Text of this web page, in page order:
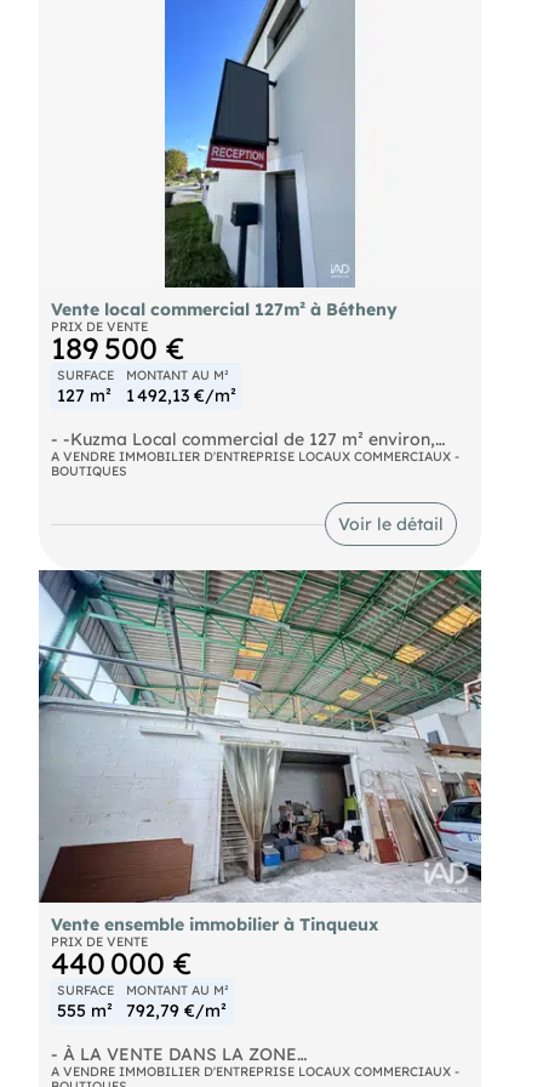
Vente local commercial 127m² à Bétheny
PRIX DE VENTE
189 500 €
SURFACE
127 m²
MONTANT AU M²
1 492,13 €/m²
- -Kuzma Local commercial de 127 m² environ,
comprenant un accueil clientèle avec sanitaires, un
bureau donnant accès directement une la zone de
travail. Accueil indépendant du local. Porte de
garage motorisée Hauteur sous-plafond 3,20 m
Très bonne visibilité, passage régulier de véhicules
des tondeurs. Stationnement devant le local. (Pour
information, ce local était loué environ 1200€ HC)
Information d'affichage énergétique sur le bien
associé à cette annonce : DPE NS indice et GES NS
indice. -Kuzma (ID 73179), Agent Commercial
mandataire .
A VENDRE IMMOBILIER D'ENTREPRISE LOCAUX COMMERCIAUX -
BOUTIQUES
Voir le détail
Vente ensemble immobilier à Tinqueux
PRIX DE VENTE
440 000 €
SURFACE
555 m²
MONTANT AU M²
792,79 €/m²
- À LA VENTE DANS LA ZONE
PROFESSIONNELLE de TINQUEUX Ensemble
A VENDRE IMMOBILIER D'ENTREPRISE LOCAUX COMMERCIAUX -